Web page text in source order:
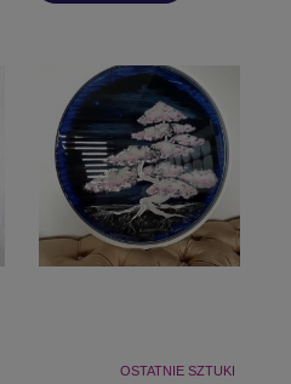
OSTATNIE SZTUKI